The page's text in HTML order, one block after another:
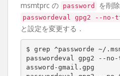
msmtprc の password を削
passwordeval gpg2 --no-
と設定を変更する．
$ grep ^passworde ~/
passwordeval gpg2 --
assword-gmail.gpg